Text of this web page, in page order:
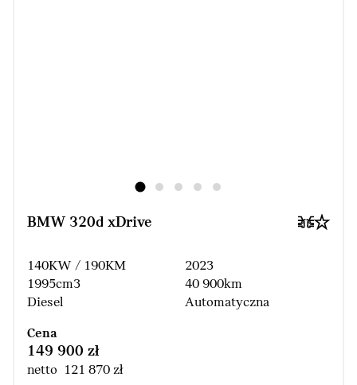
BMW 320d xDrive
140KW / 190KM
1995cm3
Diesel
2023
40 900km
Automatyczna
Cena
149 900 zł
netto 121 870 zł